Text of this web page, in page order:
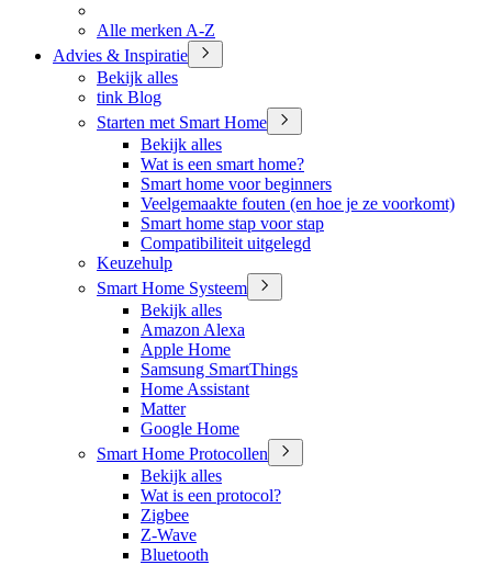
Alle merken A-Z
Advies & Inspiratie
Bekijk alles
tink Blog
Starten met Smart Home
Bekijk alles
Wat is een smart home?
Smart home voor beginners
Veelgemaakte fouten (en hoe je ze voorkomt)
Smart home stap voor stap
Compatibiliteit uitgelegd
Keuzehulp
Smart Home Systeem
Bekijk alles
Amazon Alexa
Apple Home
Samsung SmartThings
Home Assistant
Matter
Google Home
Smart Home Protocollen
Bekijk alles
Wat is een protocol?
Zigbee
Z-Wave
Bluetooth